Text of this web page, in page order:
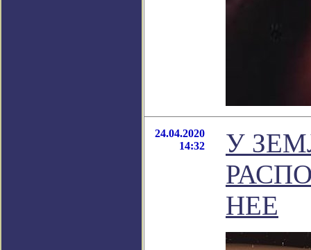
24.04.2020
14:32
У
НЕЕ